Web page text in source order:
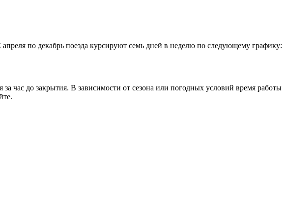
по декабрь поезда курсируют семь дней в неделю по следующему графику:
час до закрытия. В зависимости от сезона или погодных условий время работы